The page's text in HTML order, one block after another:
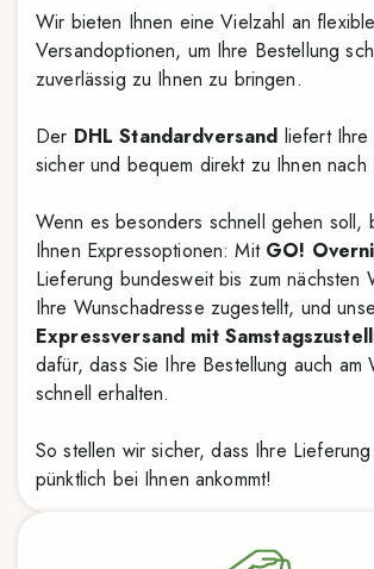
Wir bieten Ihnen eine Vielzahl an
Versandoptionen, um Ihre Bestellung
zuverlässig zu Ihnen zu bringen.
Der DHL Standardversand liefert Ihre
sicher und bequem direkt zu Ihnen nach
Wenn es besonders schnell gehen soll,
Ihnen Expressoptionen: Mit GO!
Lieferung bundesweit bis zum nächsten
Ihre Wunschadresse zugestellt, und
Expressversand mit
dafür, dass Sie Ihre Bestellung auch am
schnell erhalten.
So stellen wir sicher, dass Ihre Lieferung
pünktlich bei Ihnen ankommt!